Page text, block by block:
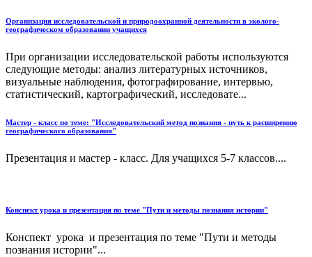
Организация исследовательской и природоохранной деятельности в эколого-
географическом образовании учащихся
При организации исследовательской работы используются
следующие методы: анализ литературных источников,
визуальные наблюдения, фотографирование, интервью,
статистический, картографический, исследовате...
Мастер - класс по теме: "Исследовательский метод познания - путь к расширению
географического образования"
Презентация и мастер - класс. Для учащихся 5-7 классов....
Конспект урока и презентация по теме "Пути и методы познания истории"
Конспект урока и презентация по теме "Пути и методы
познания истории"...